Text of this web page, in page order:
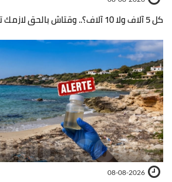
كل 5 آلاف ولا 10 آلاف؟.. وقتاش بالحق لازمك تبدّل زيت كرهبتك؟
08-08-2026